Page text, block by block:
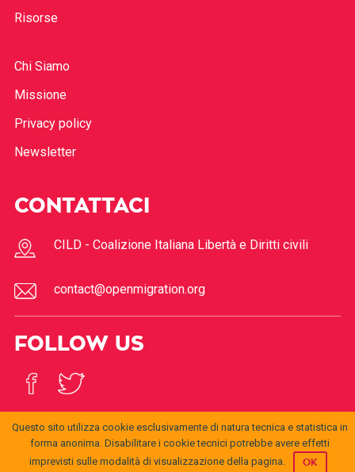
Risorse
Chi Siamo
Missione
Privacy policy
Newsletter
CONTATTACI
CILD - Coalizione Italiana Libertà e Diritti civili
contact@openmigration.org
FOLLOW US
© 2017 Open
Questo sito utilizza cookie esclusivamente di natura tecnica e statistica in
forma anonima. Disabilitare i cookie tecnici potrebbe avere effetti
imprevisti sulle modalità di visualizzazione della pagina.
OK